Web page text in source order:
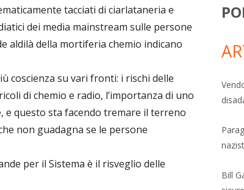
tacciati di ciarlataneria e
dei media mainstream sulle persone
aldilà della mortiferia chemio indicano
coscienza su vari fronti: i rischi delle
di chemio e radio, l’importanza di uno
e questo sta facendo tremare il terreno
non guadagna se le persone
per il Sistema è il risveglio delle
Bill